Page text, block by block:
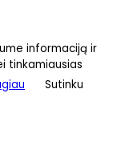
informaciją ir
tinkamiausias
Sutinku